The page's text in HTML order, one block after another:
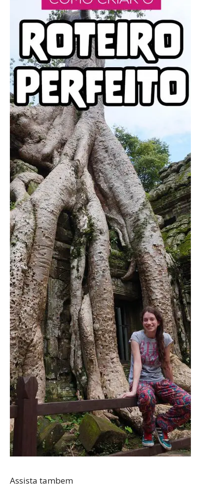
Assista tambem